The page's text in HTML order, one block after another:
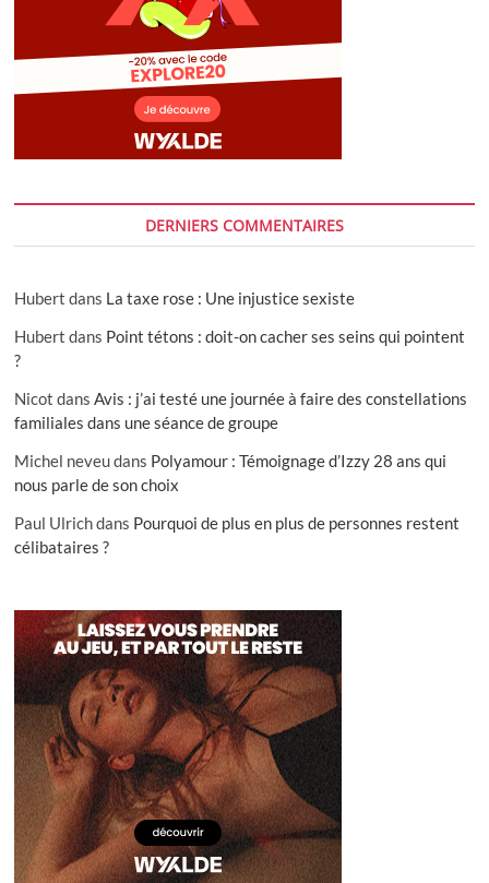
DERNIERS COMMENTAIRES
Hubert dans La taxe rose : Une injustice sexiste
Hubert dans Point tétons : doit-on cacher ses seins qui pointent
?
Nicot dansAvis : j’ai testé une journée à faire des constellations
familiales dans une séance de groupe
Michel neveudans Polyamour : Témoignage d’Izzy 28 ans qui
nous parle de son choix
Paul Ulrichdans Pourquoi de plus en plus de personnes restent
célibataires ?